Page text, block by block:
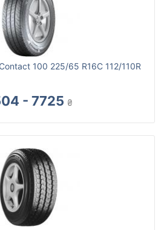
100 225/65 R16C 112/110R
- 7725 ₴